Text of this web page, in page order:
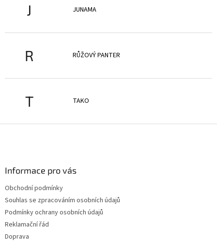
J JUNAMA
R RŮŽOVÝ PANTER
T TAKO
Informace pro vás
Obchodní podmínky
Souhlas se zpracováním osobních údajů
Podmínky ochrany osobních údajů
Reklamační řád
Doprava